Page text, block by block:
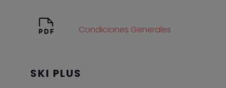
Condiciones Generales
SKI PLUS